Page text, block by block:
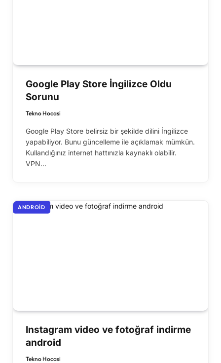
Google Play Store İngilizce Oldu
Sorunu
Tekno Hocasi
Google Play Store belirsiz bir şekilde dilini İngilizce
yapabiliyor. Bunu güncelleme ile açıklamak mümkün.
Kullandığınız internet hattınızla kaynaklı olabilir.
VPN…
ANDROID
Instagram video ve fotoğraf indirme
android
Tekno Hocasi